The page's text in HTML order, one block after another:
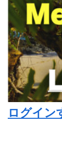
ログイン